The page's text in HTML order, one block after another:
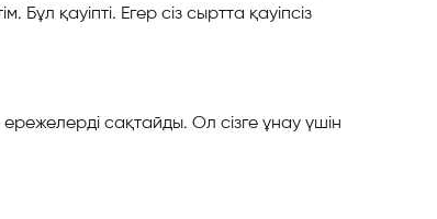
қауіпті. Егер сіз сыртта қауіпсіз
ережелерді сақтайды. Ол сізге ұнау үшін